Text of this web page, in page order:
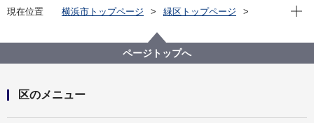
現在位置 横浜市トップページ
緑区トップページ
令和4年度第1回 梅田川水辺の楽校協議会
現在
ページトップへ
区のメニュー